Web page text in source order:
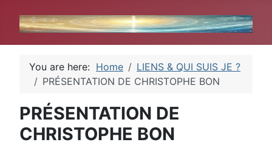
You are here: Home
LIENS & QUI SUIS JE ?
PRÉSENTATION DE CHRISTOPHE BON
PRÉSENTATION DE
CHRISTOPHE BON